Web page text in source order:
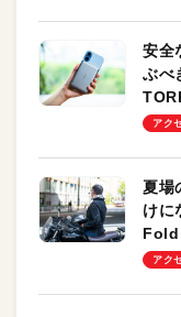
安全
ぶべ
ーも
アク
夏場
けに
Fold
却プ
アク